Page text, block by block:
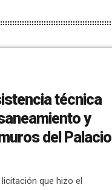
técnica
y
del Palacio
que hizo el